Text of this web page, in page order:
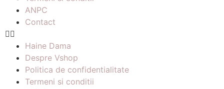
ANPC
Contact
Haine Dama
Despre Vshop
Politica de confidentialitate
Termeni si conditii